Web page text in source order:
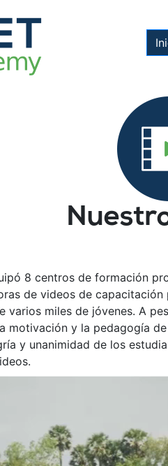
8 centros de formación
de videos de
miles de jóvenes. A
y la pedagogía
y unanimidad de los